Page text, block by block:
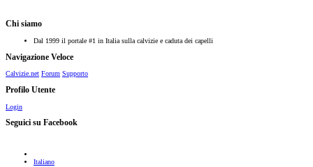
Chi siamo
Dal 1999 il portale #1 in Italia sulla calvizie e caduta dei capelli
Navigazione Veloce
Calvizie.net Forum Supporto
Profilo Utente
Login
Seguici su Facebook
Italiano